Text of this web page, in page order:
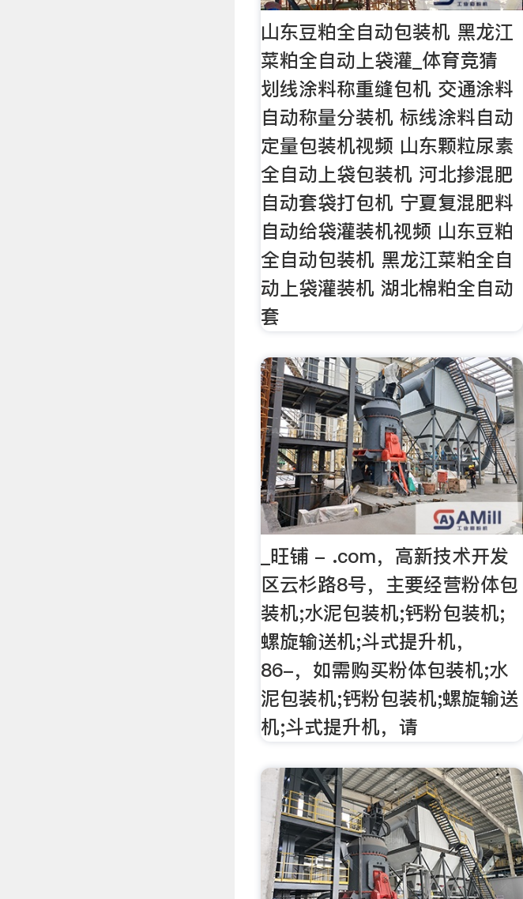
山东豆粕全自动包装机 黑龙江
菜粕全自动上袋灌_体育竞猜
划线涂料称重缝包机 交通涂料
自动称量分装机 标线涂料自动
定量包装机视频 山东颗粒尿素
全自动上袋包装机 河北掺混肥
自动套袋打包机 宁夏复混肥料
自动给袋灌装机视频 山东豆粕
全自动包装机 黑龙江菜粕全自
动上袋灌装机 湖北棉粕全自动
套
_旺铺 - .com，高新技术开发
区云杉路8号，主要经营粉体包
装机;水泥包装机;钙粉包装机;
螺旋输送机;斗式提升机，
86-，如需购买粉体包装机;水
泥包装机;钙粉包装机;螺旋输送
机;斗式提升机，请